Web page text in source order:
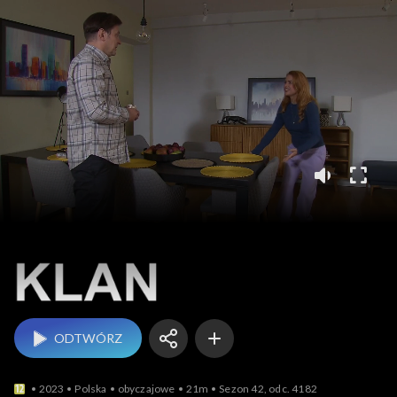
ODTWÓRZ
2023 Polska obyczajowe 21m Sezon 42, odc. 4182